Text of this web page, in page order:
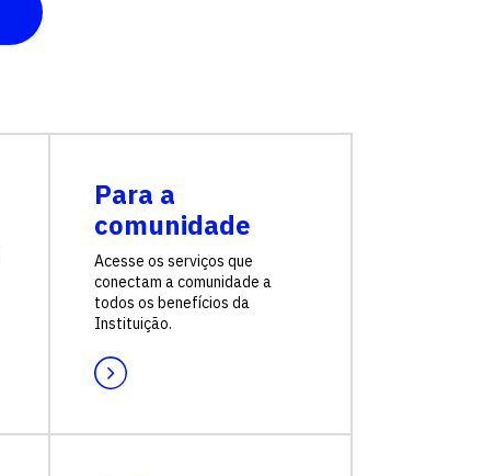
Fale conosco
Para a
comunidade
Acesse os serviços que
conectam a comunidade a
todos os benefícios da
Instituição.